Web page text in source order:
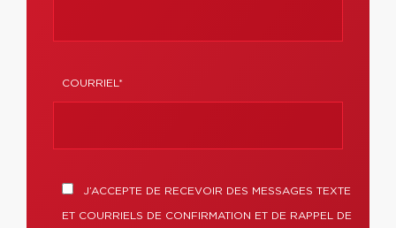
COURRIEL*
J’ACCEPTE DE RECEVOIR DES MESSAGES TEXTE
ET COURRIELS DE CONFIRMATION ET DE RAPPEL DE